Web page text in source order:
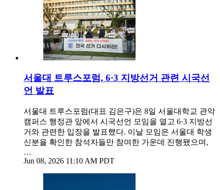
서울대 트루스포럼, 6·3 지방선거 관련 시국선
언 발표
서울대 트루스포럼(대표 김은구)은 8일 서울대학교 관악
캠퍼스 행정관 앞에서 시국선언 모임을 열고 6·3 지방선
거와 관련한 입장을 발표했다. 이날 모임은 서울대 학생
신분을 확인한 참석자들만 참여한 가운데 진행됐으며,
…
Jun 08, 2026 11:10 AM PDT